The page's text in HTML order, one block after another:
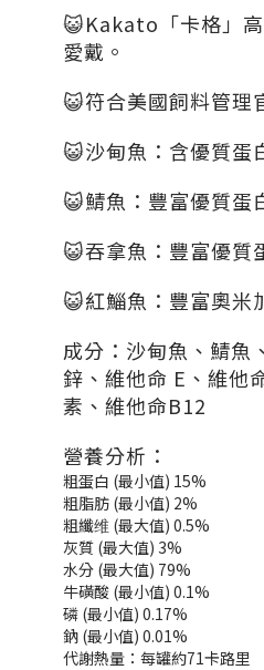
😺Kakato「卡格」
愛戴。
😺符合美國飼料管理
😺沙甸魚：含優質蛋
😺鯖魚：豐富優質蛋
😺吞拿魚：豐富優質
😺紅鯔魚：豐富奧米
成分：沙甸魚、鯖魚
鋅、維他命 E、維他
素、維他命B12
營養分析：
粗蛋白 (最小值) 15%
粗脂肪 (最小值) 2%
粗纖维 (最大值) 0.5%
灰質 (最大值) 3%
水分 (最大值) 79%
牛磺酸 (最小值) 0.1%
磷 (最小值) 0.17%
鈉 (最小值) 0.01%
代謝熱量：每罐約71卡路里